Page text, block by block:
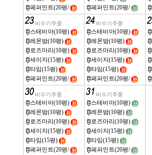
페퍼민트(20평/
페퍼민트(20평/
비수기주중
스테비아(10평)
레몬밤(10평)
로즈마리(10평)
세이지(15평)
타임(15평)
페퍼민트(20평/
비수기주중
스테비아(10평)
레몬밤(10평)
로즈마리(10평)
세이지(15평)
타임(15평)
페퍼민트(20평/
비수기주중
스테비아(10평)
레몬밤(10평)
로즈마리(10평)
세이지(15평)
타임(15평)
페퍼민트(20평/
비수기주중
스테비아(10평)
레몬밤(10평)
로즈마리(10평)
세이지(15평)
타임(15평)
페퍼민트(20평/